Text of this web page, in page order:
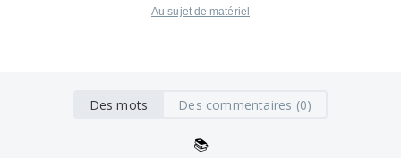
Au sujet de matériel
Des mots Des commentaires (0)
📚